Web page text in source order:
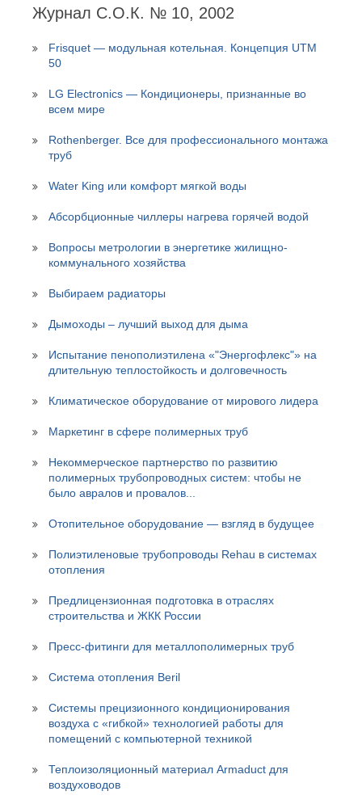
Журнал С.О.К. № 10, 2002
Frisquet — модульная котельная. Концепция UTM
50
LG Electronics — Кондиционеры, признанные во
всем мире
Rothenberger. Все для профессионального монтажа
труб
Water King или комфорт мягкой воды
Абсорбционные чиллеры нагрева горячей водой
Вопросы метрологии в энергетике жилищно-
коммунального хозяйства
Выбираем радиаторы
Дымоходы – лучший выход для дыма
Испытание пенополиэтилена «"Энергофлекс"» на
длительную теплостойкость и долговечность
Климатическое оборудование от мирового лидера
Маркетинг в сфере полимерных труб
Некоммерческое партнерство по развитию
полимерных трубопроводных систем: чтобы не
было авралов и провалов...
Отопительное оборудование — взгляд в будущее
Полиэтиленовые трубопроводы Rehau в системах
отопления
Предлицензионная подготовка в отраслях
строительства и ЖКК России
Пресс-фитинги для металлополимерных труб
Система отопления Beril
Системы прецизионного кондиционирования
воздуха с «гибкой» технологией работы для
помещений с компьютерной техникой
Теплоизоляционный материал Armaduct для
воздуховодов